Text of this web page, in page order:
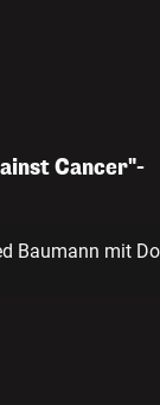
Cancer"-
Baumann mit